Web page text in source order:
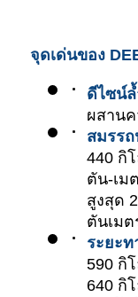
จุดเด่นของ
ดีไซน์
ผสาน
สมรร
440 กิ
ตัน-เม
สูงสุด
ตันเม
ระยะท
590 กิ
640 กิ